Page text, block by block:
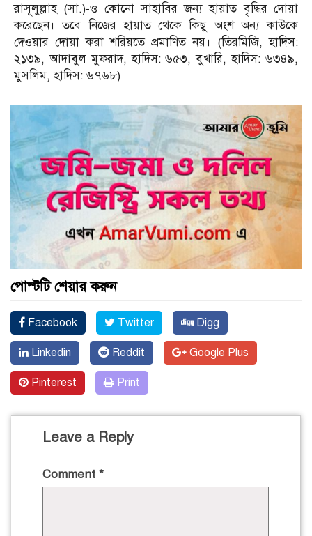
রাসূলুল্লাহ (সা.)-ও কোনো সাহাবির জন্য হায়াত বৃদ্ধির দোয়া
করেছেন। তবে নিজের হায়াত থেকে কিছু অংশ অন্য কাউকে
দেওয়ার দোয়া করা শরিয়তে প্রমাণিত নয়। (তিরমিজি, হাদিস:
২১৩৯, আদাবুল মুফরাদ, হাদিস: ৬৫৩, বুখারি, হাদিস: ৬৩৪৯,
মুসলিম, হাদিস: ৬৭৬৮)
পোস্টটি শেয়ার করুন
Facebook Twitter Digg
Linkedin Reddit Google Plus
Pinterest Print
Leave a Reply
Comment *